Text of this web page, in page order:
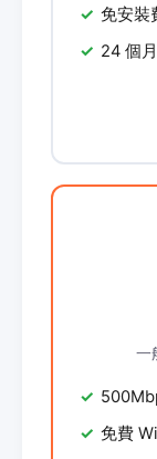
免安裝
24 個
一
免費